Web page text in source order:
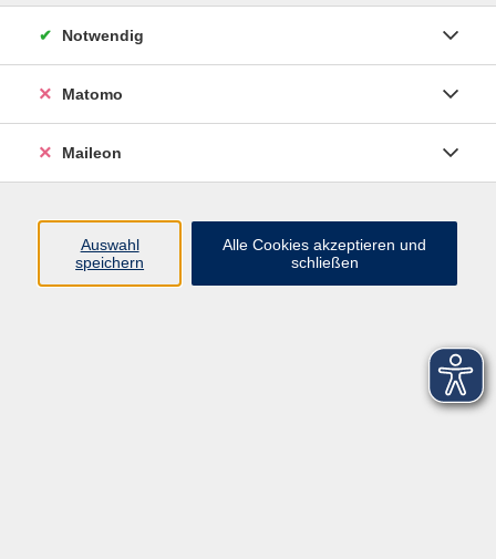
Notwendig
Matomo
Maileon
Auswahl
speichern
Alle Cookies akzeptieren und
schließen